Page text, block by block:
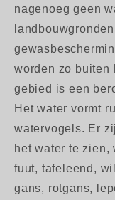
nagenoeg geen
worden zo buiten
gebied is een
Het water vormt
watervogels. Er
het water te zien,
fuut, tafeleend,
gans, rotgans,